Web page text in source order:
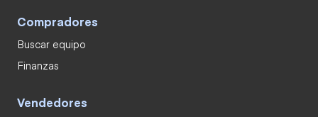
Compradores
Buscar equipo
Finanzas
Vendedores